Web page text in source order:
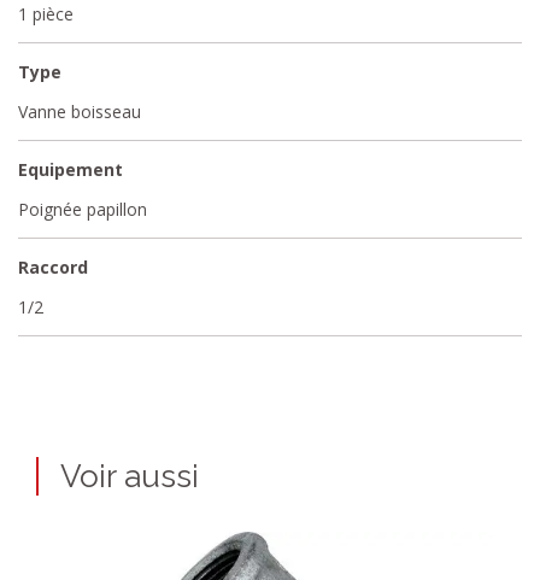
1 pièce
Type
Vanne boisseau
Equipement
Poignée papillon
Raccord
1/2
Voir aussi